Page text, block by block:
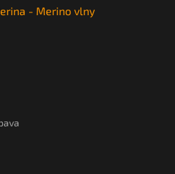
- Merino vlny